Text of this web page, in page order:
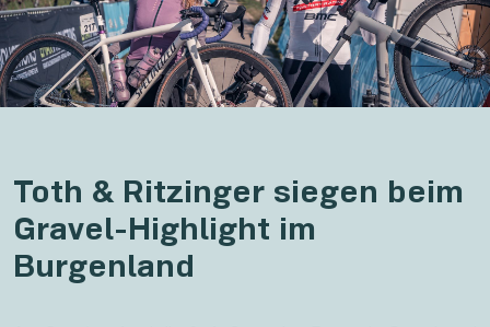
Toth & Ritzinger siegen beim
Gravel-Highlight im
Burgenland